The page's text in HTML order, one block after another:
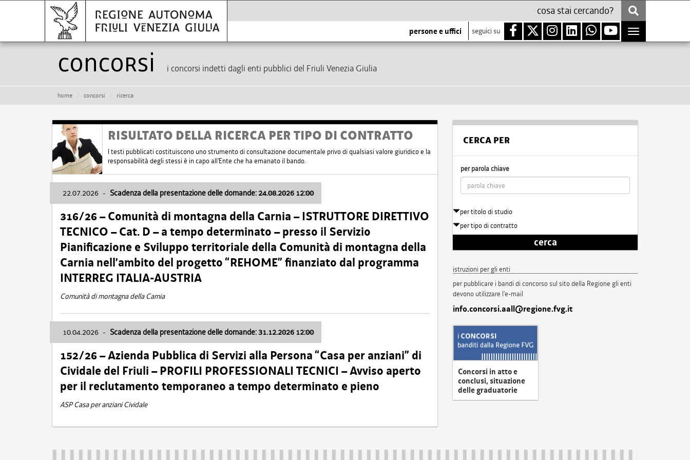
persone e uffici seguici su
Toggle
navigation
Concorsi i concorsi indetti dagli enti pubblici del Friuli Venezia Giulia
home concorsi ricerca
RISULTATO DELLA RICERCA PER TIPO DI CONTRATTO
I testi pubblicati costituiscono uno strumento di consultazione documentale privo di qualsiasi valore giuridico e la
responsabilità degli stessi è in capo all'Ente che ha emanato il bando.
22.07.2026 - Scadenza della presentazione delle domande: 24.08.2026 12:00
316/26 – Comunità di montagna della Carnia – ISTRUTTORE DIRETTIVO
TECNICO – Cat. D – a tempo determinato – presso il Servizio
Pianificazione e Sviluppo territoriale della Comunità di montagna della
Carnia nell’ambito del progetto “REHOME” finanziato dal programma
INTERREG ITALIA-AUSTRIA
Comunità di montagna della Carnia
10.04.2026 - Scadenza della presentazione delle domande: 31.12.2026 12:00
152/26 – Azienda Pubblica di Servizi alla Persona “Casa per anziani” di
Cividale del Friuli – PROFILI PROFESSIONALI TECNICI – Avviso aperto
per il reclutamento temporaneo a tempo determinato e pieno
ASP Casa per anziani Cividale
CERCA PER
per parola chiave
per titolo di studio
per tipo di contratto
cerca
istruzioni per gli enti
per pubblicare i bandi di concorso sul sito della Regione gli enti
devono utilizzare l'e-mail
info.concorsi.aall@regione.fvg.it
Concorsi in atto e
conclusi, situazione
delle graduatorie